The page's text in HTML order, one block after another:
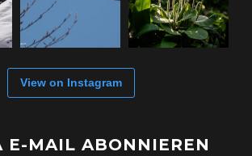
View on Instagram
E-MAIL ABONNIEREN